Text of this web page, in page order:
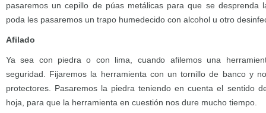
pasaremos un cepillo de púas metálicas para que se desprenda
poda les pasaremos un trapo humedecido con alcohol u otro
Afilado
Ya sea con piedra o con lima, cuando afilemos una
seguridad. Fijaremos la herramienta con un tornillo de banco y
protectores. Pasaremos la piedra teniendo en cuenta el sentido
hoja, para que la herramienta en cuestión nos dure mucho tiempo.